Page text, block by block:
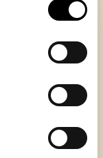
Datenschutzseite